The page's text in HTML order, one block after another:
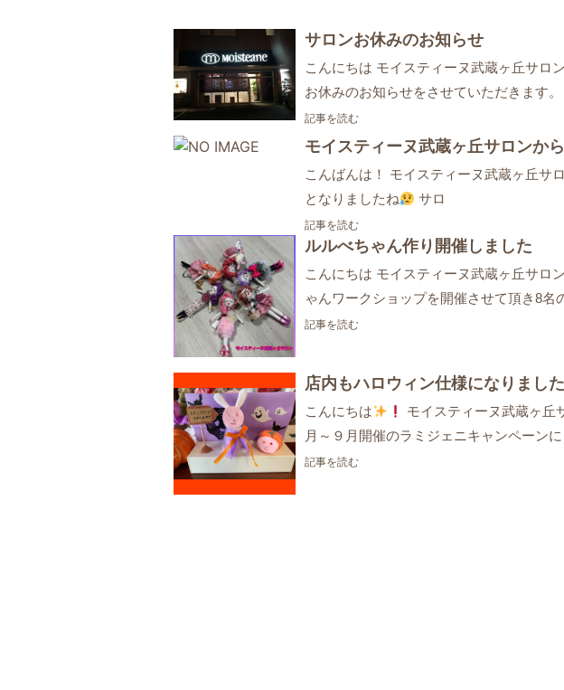
サロンお休みのお知らせ
こんにちは モイスティーヌ武蔵ヶ丘サロ
お休みのお知らせをさせていただきます
記事を読む
モイスティーヌ武蔵ヶ丘サロンか
こんばんは！ モイスティーヌ武蔵ヶ丘サ
となりましたね
サロ
記事を読む
ルルべちゃん作り開催しました
こんにちは モイスティーヌ武蔵ヶ丘サロ
ゃんワークショップを開催させて頂き8名
記事を読む
店内もハロウィン仕様になりまし
こんにちは モイスティーヌ武蔵ヶ丘
月～９月開催のラミジェニキャンペーン
記事を読む